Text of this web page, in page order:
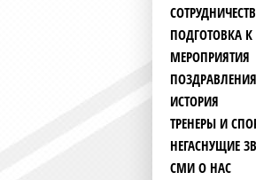
ПОДГОТОВКА
МЕРОПРИЯТИЯ
ПОЗДРАВЛЕНИЯ
ИСТОРИЯ
ТРЕНЕРЫ И
НЕГАСНУЩИЕ
СМИ О НАС